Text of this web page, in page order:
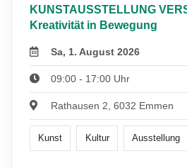
KUNSTAUSSTELLUNG
Kreativität in Bewegung
Sa, 1. August 2026
09:00 - 17:00 Uhr
Rathausen 2, 6032 Emmen
Kunst Kultur Ausstellung